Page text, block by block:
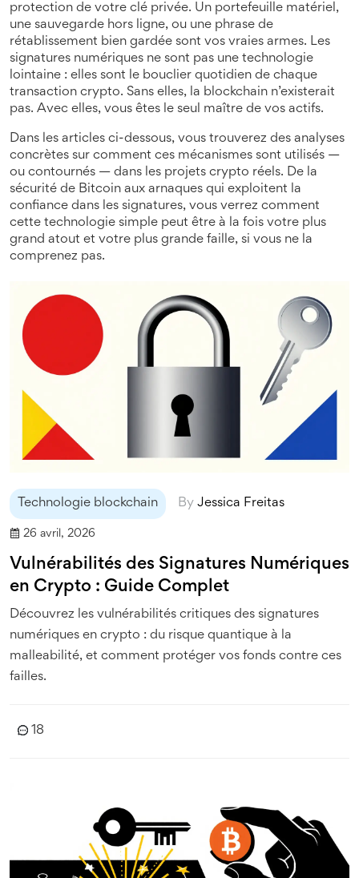
protection de votre clé privée. Un portefeuille matériel,
une sauvegarde hors ligne, ou une phrase de
rétablissement bien gardée sont vos vraies armes. Les
signatures numériques ne sont pas une technologie
lointaine : elles sont le bouclier quotidien de chaque
transaction crypto. Sans elles, la blockchain n’existerait
pas. Avec elles, vous êtes le seul maître de vos actifs.
Dans les articles ci-dessous, vous trouverez des analyses
concrètes sur comment ces mécanismes sont utilisés —
ou contournés — dans les projets crypto réels. De la
sécurité de Bitcoin aux arnaques qui exploitent la
confiance dans les signatures, vous verrez comment
cette technologie simple peut être à la fois votre plus
grand atout et votre plus grande faille, si vous ne la
comprenez pas.
Technologie blockchain By Jessica Freitas
26 avril, 2026
Vulnérabilités des Signatures Numériques
en Crypto : Guide Complet
Découvrez les vulnérabilités critiques des signatures
numériques en crypto : du risque quantique à la
malleabilité, et comment protéger vos fonds contre ces
failles.
18